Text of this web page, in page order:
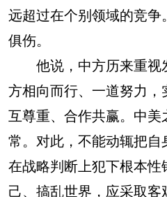
远超过在个别领域的竞
俱伤。
他说，中方历来重视
方相向而行、一道努力
互尊重、合作共赢。中
常。对此，不能动辄把自
在战略判断上犯下根本
己、搞乱世界，应采取